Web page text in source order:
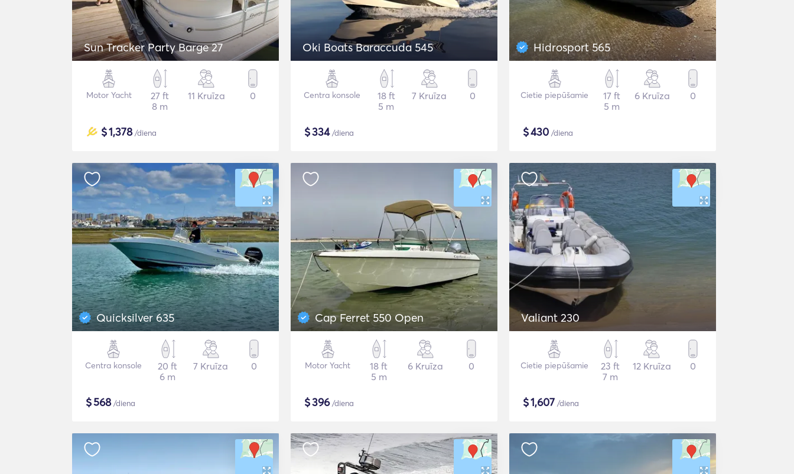
Sun Tracker Party Barge 27
Motor Yacht
27 ft
8 m
11 Kruīza 0
$1,378/diena
Oki Boats Baraccuda 545
Centra konsole
18 ft
5 m
7 Kruīza 0
$334/diena
Hidrosport 565
Cietie piepūšamie
17 ft
5 m
6 Kruīza 0
$430 /diena
Quicksilver 635
Centra konsole
20 ft
6 m
7 Kruīza 0
$568/diena
Cap Ferret 550 Open
Motor Yacht
18 ft
5 m
6 Kruīza 0
$396/diena
Valiant 230
Cietie piepūšamie
23 ft
7 m
12 Kruīza 0
$1,607 /diena